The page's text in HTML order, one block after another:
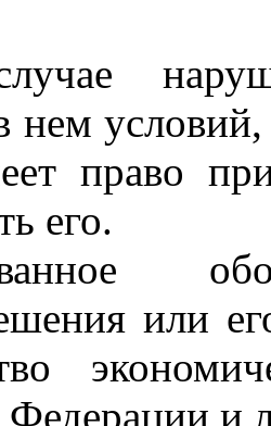
нем
право
его.
или
Федерации и